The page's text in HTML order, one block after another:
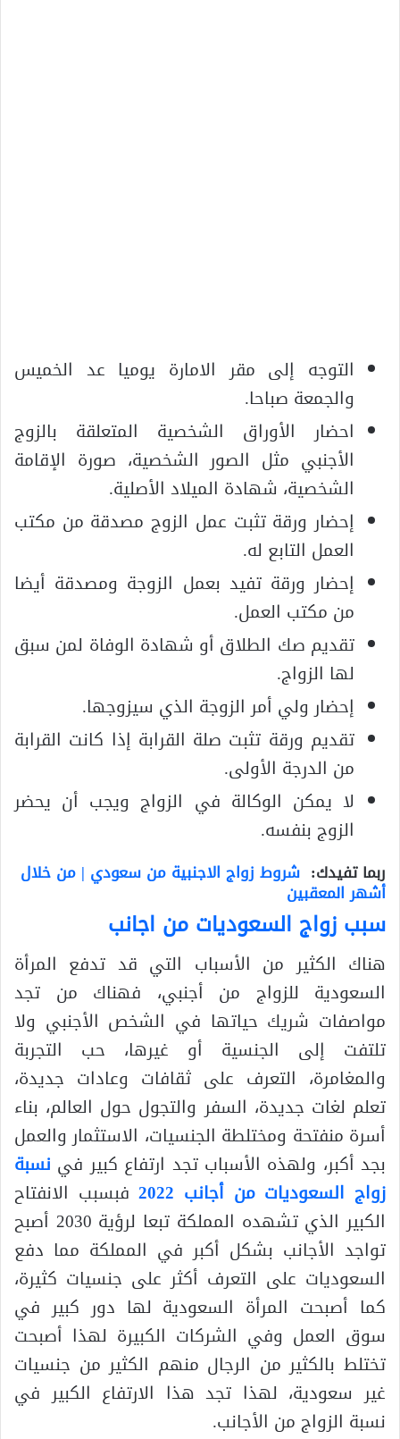
التوجه إلى مقر الامارة يوميا عد الخميس
والجمعة صباحا.
احضار الأوراق الشخصية المتعلقة بالزوج
الأجنبي مثل الصور الشخصية، صورة الإقامة
الشخصية، شهادة الميلاد الأصلية.
إحضار ورقة تثبت عمل الزوج مصدقة من مكتب
العمل التابع له.
إحضار ورقة تفيد بعمل الزوجة ومصدقة أيضا
من مكتب العمل.
تقديم صك الطلاق أو شهادة الوفاة لمن سبق
لها الزواج.
إحضار ولي أمر الزوجة الذي سيزوجها.
تقديم ورقة تثبت صلة القرابة إذا كانت القرابة
من الدرجة الأولى.
لا يمكن الوكالة في الزواج ويجب أن يحضر
الزوج بنفسه.
ربما تفيدك: شروط زواج الاجنبية من سعودي | من خلال
أشهر المعقبين
سبب زواج السعوديات من اجانب
هناك الكثير من الأسباب التي قد تدفع المرأة
السعودية للزواج من أجنبي، فهناك من تجد
مواصفات شريك حياتها في الشخص الأجنبي ولا
تلتفت إلى الجنسية أو غيرها، حب التجربة
والمغامرة، التعرف على ثقافات وعادات جديدة،
تعلم لغات جديدة، السفر والتجول حول العالم، بناء
أسرة منفتحة ومختلطة الجنسيات، الاستثمار والعمل
بجد أكبر، ولهذه الأسباب تجد ارتفاع كبير في نسبة
زواج السعوديات من أجانب 2022
فبسبب الانفتاح
الكبير الذي تشهده المملكة تبعا لرؤية 2030 أصبح
تواجد الأجانب بشكل أكبر في المملكة مما دفع
السعوديات على التعرف أكثر على جنسيات كثيرة،
كما أصبحت المرأة السعودية لها دور كبير في
سوق العمل وفي الشركات الكبيرة لهذا أصبحت
تختلط بالكثير من الرجال منهم الكثير من جنسيات
غير سعودية، لهذا تجد هذا الارتفاع الكبير في
نسبة الزواج من الأجانب.